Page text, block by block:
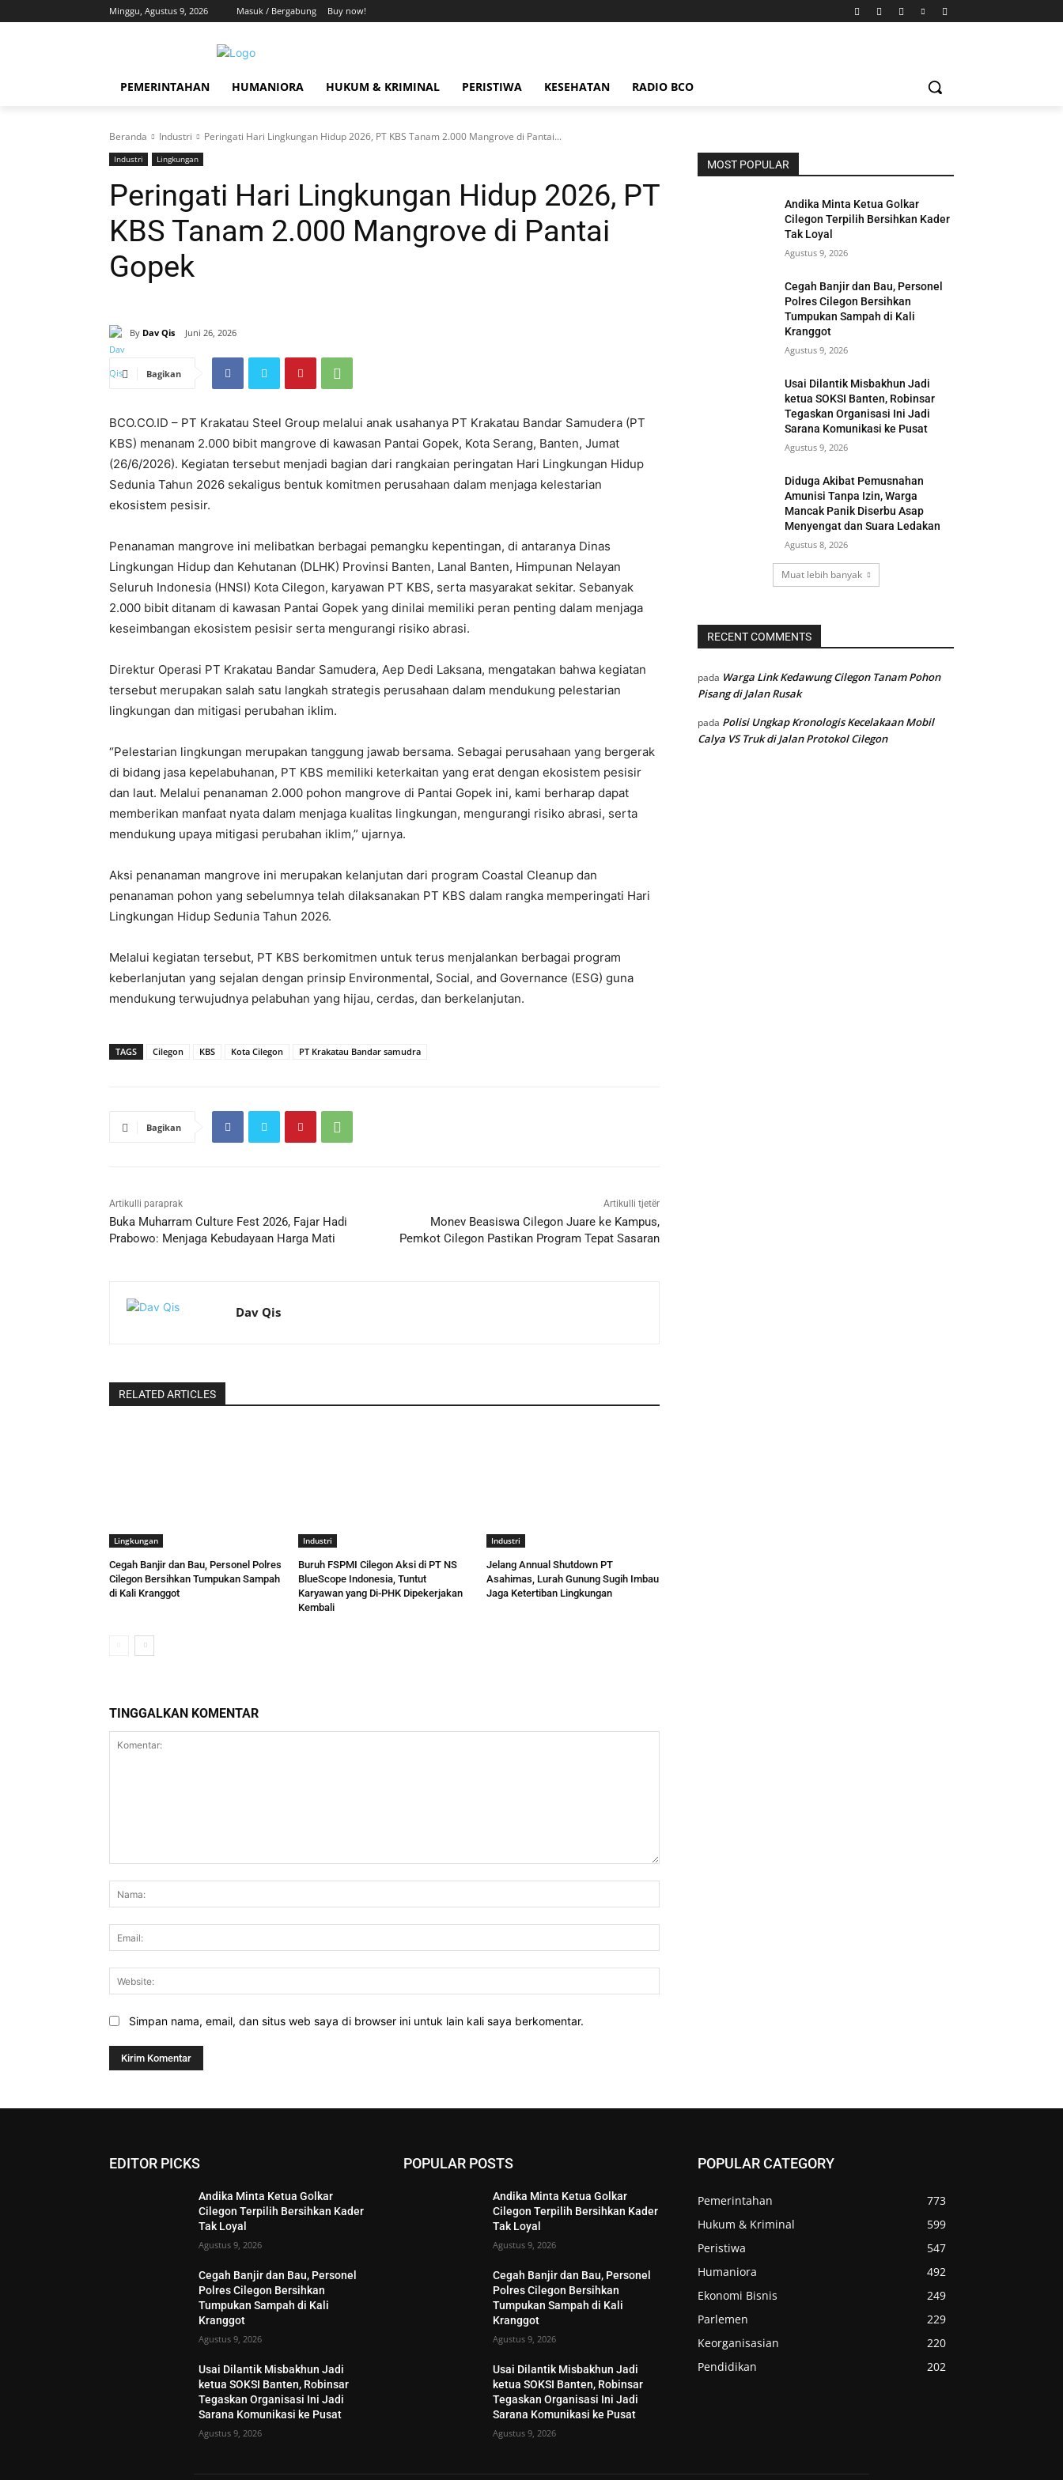
Minggu, Agustus 9, 2026 Masuk / Bergabung Buy now!
PEMERINTAHAN HUMANIORA HUKUM & KRIMINAL PERISTIWA KESEHATAN RADIO BCO
Beranda Industri Peringati Hari Lingkungan Hidup 2026, PT KBS Tanam 2.000 Mangrove di Pantai...
Industri Lingkungan
Peringati Hari Lingkungan Hidup 2026, PT
KBS Tanam 2.000 Mangrove di Pantai
Gopek
By Dav Qis Juni 26, 2026
Bagikan
BCO.CO.ID – PT Krakatau Steel Group melalui anak usahanya PT Krakatau Bandar Samudera (PT
KBS) menanam 2.000 bibit mangrove di kawasan Pantai Gopek, Kota Serang, Banten, Jumat
(26/6/2026). Kegiatan tersebut menjadi bagian dari rangkaian peringatan Hari Lingkungan Hidup
Sedunia Tahun 2026 sekaligus bentuk komitmen perusahaan dalam menjaga kelestarian
ekosistem pesisir.
Penanaman mangrove ini melibatkan berbagai pemangku kepentingan, di antaranya Dinas
Lingkungan Hidup dan Kehutanan (DLHK) Provinsi Banten, Lanal Banten, Himpunan Nelayan
Seluruh Indonesia (HNSI) Kota Cilegon, karyawan PT KBS, serta masyarakat sekitar. Sebanyak
2.000 bibit ditanam di kawasan Pantai Gopek yang dinilai memiliki peran penting dalam menjaga
keseimbangan ekosistem pesisir serta mengurangi risiko abrasi.
Direktur Operasi PT Krakatau Bandar Samudera, Aep Dedi Laksana, mengatakan bahwa kegiatan
tersebut merupakan salah satu langkah strategis perusahaan dalam mendukung pelestarian
lingkungan dan mitigasi perubahan iklim.
“Pelestarian lingkungan merupakan tanggung jawab bersama. Sebagai perusahaan yang bergerak
di bidang jasa kepelabuhanan, PT KBS memiliki keterkaitan yang erat dengan ekosistem pesisir
dan laut. Melalui penanaman 2.000 pohon mangrove di Pantai Gopek ini, kami berharap dapat
memberikan manfaat nyata dalam menjaga kualitas lingkungan, mengurangi risiko abrasi, serta
mendukung upaya mitigasi perubahan iklim,” ujarnya.
Aksi penanaman mangrove ini merupakan kelanjutan dari program Coastal Cleanup dan
penanaman pohon yang sebelumnya telah dilaksanakan PT KBS dalam rangka memperingati Hari
Lingkungan Hidup Sedunia Tahun 2026.
Melalui kegiatan tersebut, PT KBS berkomitmen untuk terus menjalankan berbagai program
keberlanjutan yang sejalan dengan prinsip Environmental, Social, and Governance (ESG) guna
mendukung terwujudnya pelabuhan yang hijau, cerdas, dan berkelanjutan.
TAGS Cilegon KBS Kota Cilegon PT Krakatau Bandar samudra
Bagikan
Artikulli paraprak
Buka Muharram Culture Fest 2026, Fajar Hadi
Prabowo: Menjaga Kebudayaan Harga Mati
Artikulli tjetër
Monev Beasiswa Cilegon Juare ke Kampus,
Pemkot Cilegon Pastikan Program Tepat Sasaran
Dav Qis
RELATED ARTICLES
Lingkungan
Cegah Banjir dan Bau, Personel Polres
Cilegon Bersihkan Tumpukan Sampah
di Kali Kranggot
Industri
Buruh FSPMI Cilegon Aksi di PT NS
BlueScope Indonesia, Tuntut
Karyawan yang Di-PHK Dipekerjakan
Kembali
Industri
Jelang Annual Shutdown PT
Asahimas, Lurah Gunung Sugih Imbau
Jaga Ketertiban Lingkungan
TINGGALKAN KOMENTAR
Simpan nama, email, dan situs web saya di browser ini untuk lain kali saya berkomentar.
MOST POPULAR
Andika Minta Ketua Golkar
Cilegon Terpilih Bersihkan Kader
Tak Loyal
Agustus 9, 2026
Cegah Banjir dan Bau, Personel
Polres Cilegon Bersihkan
Tumpukan Sampah di Kali
Kranggot
Agustus 9, 2026
Usai Dilantik Misbakhun Jadi
ketua SOKSI Banten, Robinsar
Tegaskan Organisasi Ini Jadi
Sarana Komunikasi ke Pusat
Agustus 9, 2026
Diduga Akibat Pemusnahan
Amunisi Tanpa Izin, Warga
Mancak Panik Diserbu Asap
Menyengat dan Suara Ledakan
Agustus 8, 2026
Muat lebih banyak
RECENT COMMENTS
pada Warga Link Kedawung Cilegon Tanam Pohon
Pisang di Jalan Rusak
pada Polisi Ungkap Kronologis Kecelakaan Mobil
Calya VS Truk di Jalan Protokol Cilegon
EDITOR PICKS
Andika Minta Ketua Golkar
Cilegon Terpilih Bersihkan Kader
Tak Loyal
Agustus 9, 2026
Cegah Banjir dan Bau, Personel
Polres Cilegon Bersihkan
Tumpukan Sampah di Kali
Kranggot
Agustus 9, 2026
Usai Dilantik Misbakhun Jadi
ketua SOKSI Banten, Robinsar
Tegaskan Organisasi Ini Jadi
Sarana Komunikasi ke Pusat
Agustus 9, 2026
POPULAR POSTS
Andika Minta Ketua Golkar
Cilegon Terpilih Bersihkan Kader
Tak Loyal
Agustus 9, 2026
Cegah Banjir dan Bau, Personel
Polres Cilegon Bersihkan
Tumpukan Sampah di Kali
Kranggot
Agustus 9, 2026
Usai Dilantik Misbakhun Jadi
ketua SOKSI Banten, Robinsar
Tegaskan Organisasi Ini Jadi
Sarana Komunikasi ke Pusat
Agustus 9, 2026
POPULAR CATEGORY
Pemerintahan
773
Hukum & Kriminal
599
Peristiwa
547
Humaniora
492
Ekonomi Bisnis
249
Parlemen
229
Keorganisasian
220
Pendidikan
202